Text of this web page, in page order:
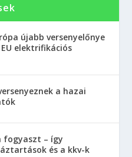
újabb versenyelőnye
elektrifikációs
a hazai
fogyaszt – így
és a kkv-k